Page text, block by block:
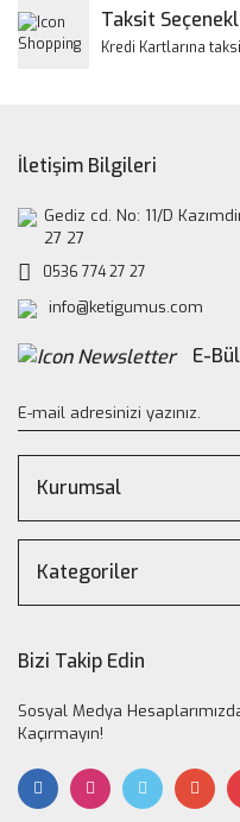
Taksit
Kredi Kartlarına
İletişim Bilgileri
Gediz cd. No: 11/D
27 27
0536 774 27 27
info@ketigumus.com
E-
Kurumsal
Kategoriler
Bizi Takip Edin
Sosyal Medya
Kaçırmayın!